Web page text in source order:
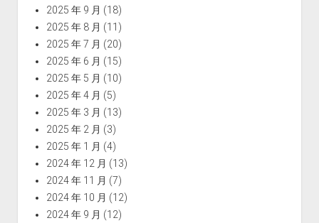
2025 年 9 月 (18)
2025 年 8 月 (11)
2025 年 7 月 (20)
2025 年 6 月 (15)
2025 年 5 月 (10)
2025 年 4 月 (5)
2025 年 3 月 (13)
2025 年 2 月 (3)
2025 年 1 月 (4)
2024 年 12 月 (13)
2024 年 11 月 (7)
2024 年 10 月 (12)
2024 年 9 月 (12)